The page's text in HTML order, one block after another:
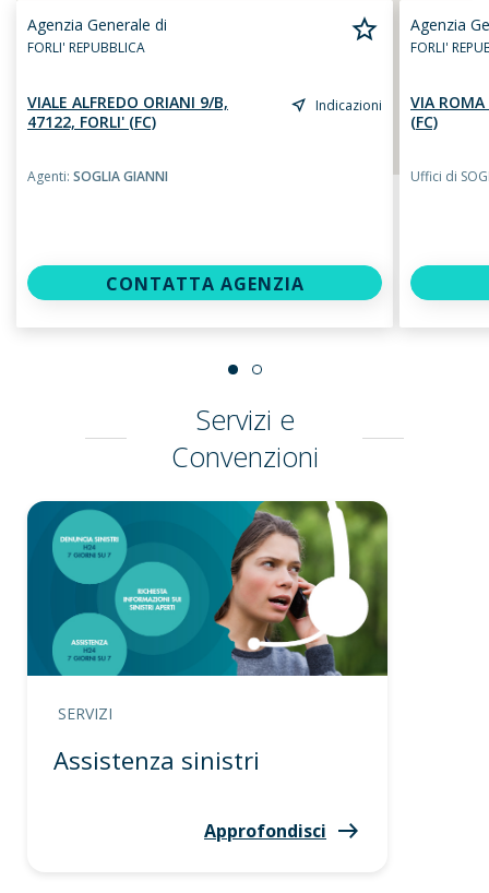
Agenzia Generale di
FORLI' REPUBBLICA
VIALE ALFREDO ORIANI 9/B,
47122, FORLI' (FC)
Indicazioni
Agenti: SOGLIA GIANNI
CONTATTA AGENZIA
Agenzia
FORLI'
VIA ROMA
(FC)
Uffici di
Servizi e
Convenzioni
SERVIZI
Assistenza sinistri
Approfondisci